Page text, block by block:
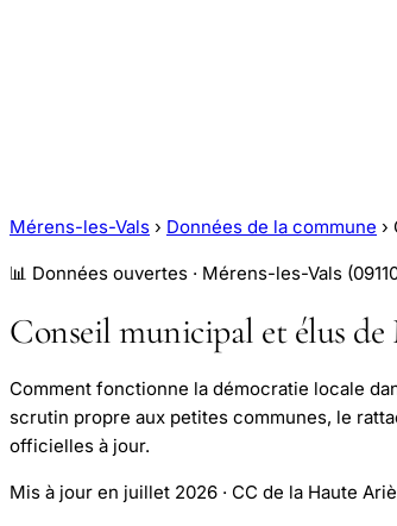
Mérens-les-Vals › Données de la commune ›
📊 Données ouvertes · Mérens-les-Vals
Conseil municipal et élus de
Comment fonctionne la démocratie locale
scrutin propre aux petites communes, le
officielles à jour.
Mis à jour en juillet 2026 · CC de la Haute